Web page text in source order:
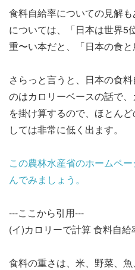
食料自給率についての見解
については、「日本は世界5
重〜い本だと、「日本の食と
さらっと言うと、日本の食
のはカロリーベースの話で
を掛け算するので、ほとん
しては非常に低く出ます。
この農林水産省のホームペ
んでみましょう。
---ここから引用---
(イ)カロリーで計算 食料自給
食料の重さは、米、野菜、